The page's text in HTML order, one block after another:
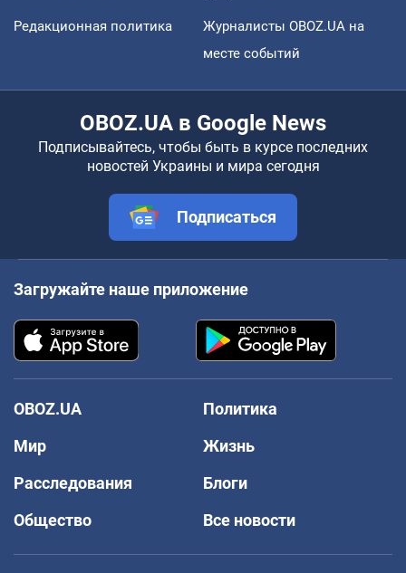
Редакционная политика
Журналисты OBOZ.UA на
месте событий
OBOZ.UA в Google News
Подписывайтесь, чтобы быть в курсе последних
новостей Украины и мира сегодня
Подписаться
Загружайте наше приложение
OBOZ.UA
Политика
Мир
Жизнь
Расследования
Блоги
Общество
Все новости